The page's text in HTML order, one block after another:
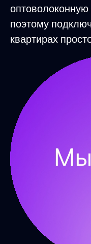
оптоволоконную
поэтому
квартирах